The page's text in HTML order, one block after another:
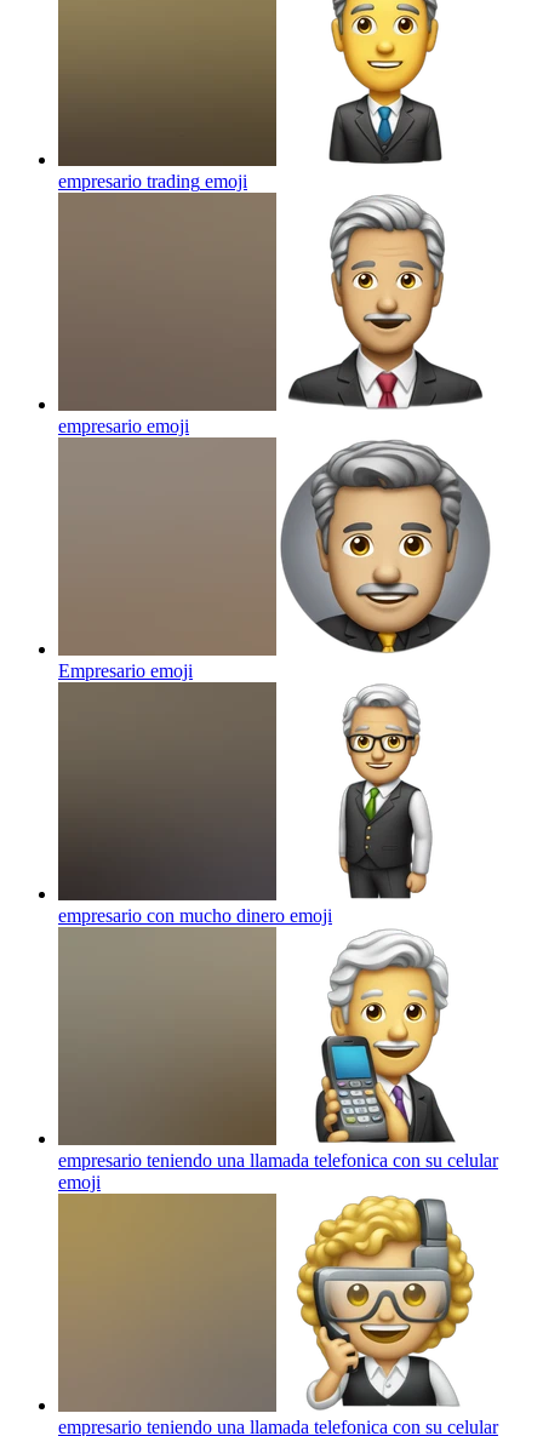
empresario trading emoji
empresario emoji
Empresario emoji
empresario con mucho dinero emoji
empresario teniendo una llamada telefonica con su celular
emoji
empresario teniendo una llamada telefonica con su celular